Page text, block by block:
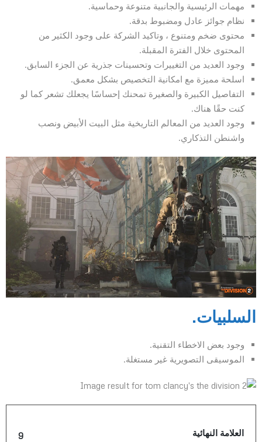
مهمات الرئيسية والجانبية متنوعة وحماسية.
نظام جوائز عادل ومضبوط بدقة.
محتوى ضخم ومتنوع ، وتاكيد الشركة على وجود الكثير من
المحتوى خلال الفترة المقبلة.
وجود العديد من التغييرات وتحسينات جذرية عن الجزء السابق.
اسلحة مميزة مع امكانية التخصيص بشكل معمق.
التفاصيل الكبيرة والصغيرة تمحنك إحساسًا يجعلك تشعر كما لو
كنت حقًا هناك.
وجود العديد من المعالم التاريخية مثل البيت الأبيض ونصب
واشنطن التذكاري.
السلبيات.
وجود بعض الاخطاء التقنية.
الموسيقى التصويرية غير مستغلة.
العلامة النهائية 9